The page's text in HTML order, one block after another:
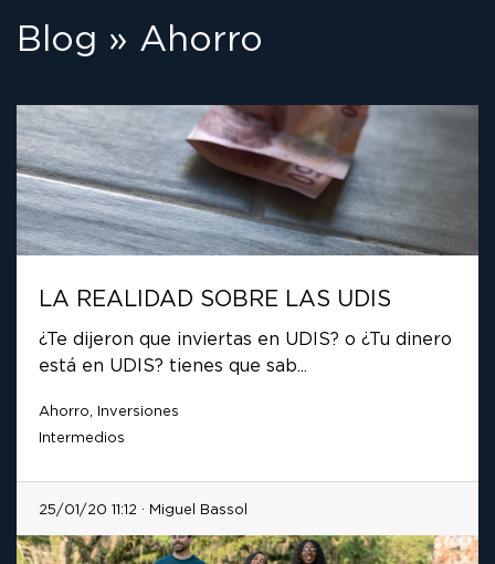
Blog » Ahorro
LA REALIDAD SOBRE LAS UDIS
¿Te dijeron que inviertas en UDIS? o ¿Tu dinero
está en UDIS? tienes que sab...
Ahorro, Inversiones
Intermedios
25/01/20 11:12 · Miguel Bassol